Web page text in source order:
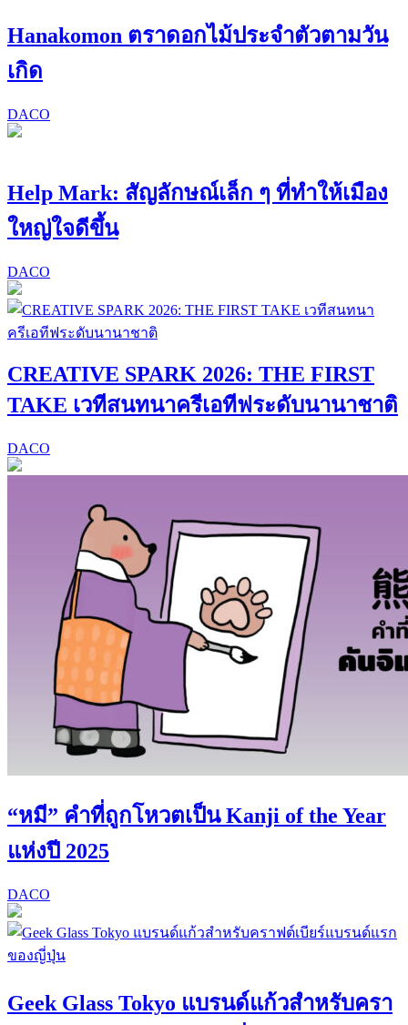
Hanakomon ตราดอกไม้ประจำตัวตามวัน
เกิด
DACO
Help Mark: สัญลักษณ์เล็ก ๆ ที่ทำให้เมือง
ใหญ่ใจดีขึ้น
DACO
CREATIVE SPARK 2026: THE FIRST
TAKE เวทีสนทนาครีเอทีฟระดับนานาชาติ
DACO
“หมี” คำที่ถูกโหวตเป็น Kanji of the Year
แห่งปี 2025
DACO
Geek Glass Tokyo แบรนด์แก้วสำหรับครา